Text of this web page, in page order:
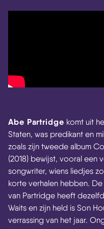
Abe Partridge komt uit
Staten, was predikant en
zoals zijn tweede album
(2018) bewijst, vooral een
songwriter, wiens liedjes
korte verhalen hebben.
van Partridge heeft
Waits en zijn held is Son
verrassing van het jaar.